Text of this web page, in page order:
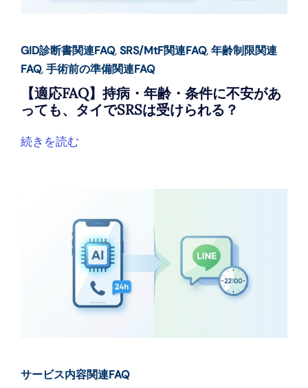
GID診断書関連FAQ,SRS/MtF関連FAQ,年齢制限関連
FAQ,手術前の準備関連FAQ
【適応FAQ】持病・年齢・条件に不安があ
っても、タイでSRSは受けられる？
続きを読む
サービス内容関連FAQ